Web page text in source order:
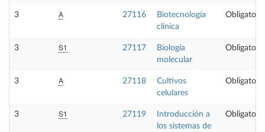
3 A 27116
Biotecnología
clínica
Obligatoria
3 S1 27117
Biología
molecular
Obligatoria
3 A 27118
Cultivos
celulares
Obligatoria
3 S1 27119
Introducción a
los sistemas de
Obligatoria